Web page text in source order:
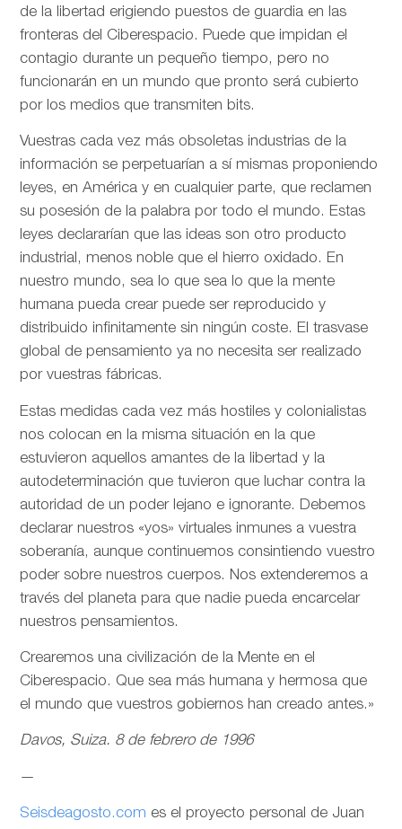
de la libertad erigiendo puestos de guardia en las
fronteras del Ciberespacio. Puede que impidan el
contagio durante un pequeño tiempo, pero no
funcionarán en un mundo que pronto será cubierto
por los medios que transmiten bits.
Vuestras cada vez más obsoletas industrias de la
información se perpetuarían a sí mismas proponiendo
leyes, en América y en cualquier parte, que reclamen
su posesión de la palabra por todo el mundo. Estas
leyes declararían que las ideas son otro producto
industrial, menos noble que el hierro oxidado. En
nuestro mundo, sea lo que sea lo que la mente
humana pueda crear puede ser reproducido y
distribuido infinitamente sin ningún coste. El trasvase
global de pensamiento ya no necesita ser realizado
por vuestras fábricas.
Estas medidas cada vez más hostiles y colonialistas
nos colocan en la misma situación en la que
estuvieron aquellos amantes de la libertad y la
autodeterminación que tuvieron que luchar contra la
autoridad de un poder lejano e ignorante. Debemos
declarar nuestros «yos» virtuales inmunes a vuestra
soberanía, aunque continuemos consintiendo vuestro
poder sobre nuestros cuerpos. Nos extenderemos a
través del planeta para que nadie pueda encarcelar
nuestros pensamientos.
Crearemos una civilización de la Mente en el
Ciberespacio. Que sea más humana y hermosa que
el mundo que vuestros gobiernos han creado antes.»
Davos, Suiza. 8 de febrero de 1996
—
Seisdeagosto.com es el proyecto personal de Juan